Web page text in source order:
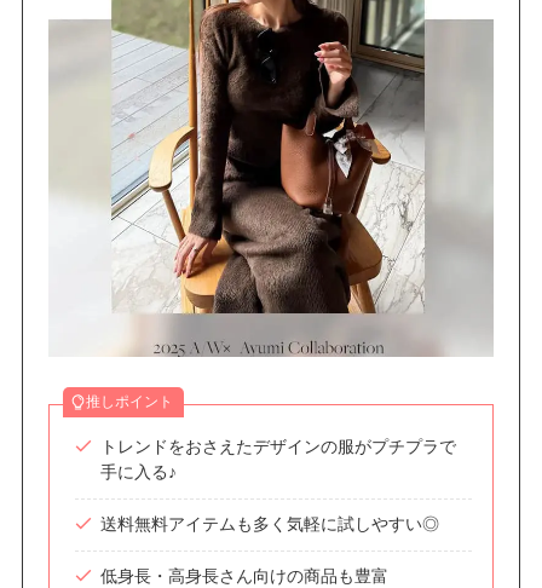
推しポイント
トレンドをおさえたデザインの服がプチプラで
手に入る♪
送料無料アイテムも多く気軽に試しやすい◎
低身長・高身長さん向けの商品も豊富